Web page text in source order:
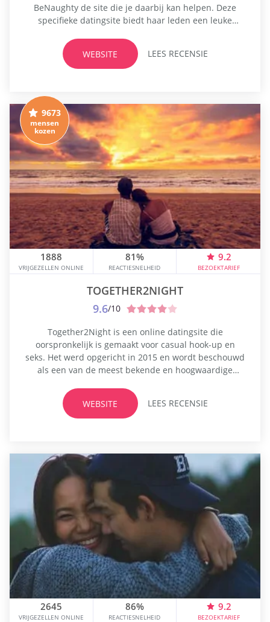
BeNaughty de site die je daarbij kan helpen. Deze
specifieke datingsite biedt haar leden een leuke
van singles en koppels aan te moedigen. De regels
van BeNaughty zijn eenvoudig - als wat je ziet leuk is,
kun je het...
WEBSITE LEES RECENSIE
9673
mensen
kozen
1888
VRIJGEZELLEN ONLINE
81%
REACTIESNELHEID
9.2
BEZOEKTARIEF
TOGETHER2NIGHT
9.6/10
Together2Night is een online datingsite die
oorspronkelijk is gemaakt voor casual hook-up en
seks. Het werd opgericht in 2015 en wordt beschouwd
als een van de meest bekende en hoogwaardige
wereld. Hoewel de site voornamelijk wordt gebruikt
voor virtuele hook-ups, flirten en one-night stands,
gebruiken sommigen de site ook doelbewust om een
WEBSITE LEES RECENSIE
2645
VRIJGEZELLEN ONLINE
86%
REACTIESNELHEID
9.2
BEZOEKTARIEF